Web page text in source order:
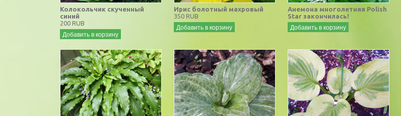
Колокольчик скученный
синий
200 RUB
Добавить в корзину
Ирис болотный махровый
350 RUB
Добавить в корзину
Анемона многолетняя Polish
Star закончилась!
Добавить в корзину